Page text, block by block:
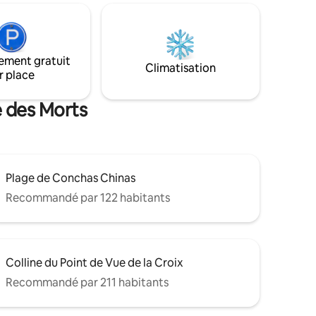
pour les
entièrement équipée ☞ Wifi ultra-rapide
164 Mbps ☞ Lit king size pour un sommeil
de qualité ☞ Serviettes de plage incluses
☞ Immeuble sécurisé 24h/24 ★
imprenable » 📅 Dates populaires : elles
partent vite ; réservez à l'avance
gratuit
place
Climatisation
des Morts
Plage de Conchas Chinas
Recommandé par 122 habitants
Colline du Point de Vue de la Croix
Recommandé par 211 habitants